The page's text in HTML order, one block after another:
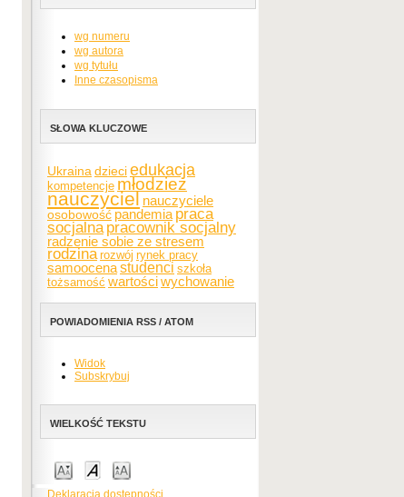
wg numeru
wg autora
wg tytułu
Inne czasopisma
SŁOWA KLUCZOWE
Ukraina dzieci edukacja
kompetencje młodzież
nauczyciel nauczyciele
osobowość pandemia praca
socjalna pracownik socjalny
radzenie sobie ze stresem
rodzina rozwój rynek pracy
samoocenastudenci szkoła
tożsamość wartościwychowanie
POWIADOMIENIA RSS / ATOM
Widok
Subskrybuj
WIELKOŚĆ TEKSTU
Deklaracja dostępności